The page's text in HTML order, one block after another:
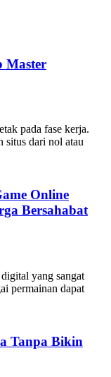
Master
pada fase kerja.
situs dari nol atau
Online
Bersahabat
yang sangat
permainan dapat
Tanpa Bikin